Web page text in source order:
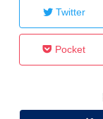
Twitter
Pocket